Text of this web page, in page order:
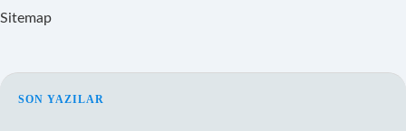
Sitemap
SIDEBAR
SON YAZILAR